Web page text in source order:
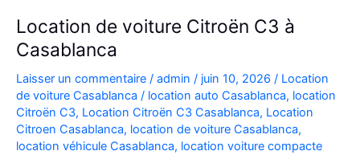
Location de voiture Citroën C3 à
Casablanca
Laisser un commentaire / admin / juin 10, 2026 / Location
de voiture Casablanca / location auto Casablanca, location
Citroën C3, Location Citroën C3 Casablanca, Location
Citroen Casablanca, location de voiture Casablanca,
location véhicule Casablanca, location voiture compacte